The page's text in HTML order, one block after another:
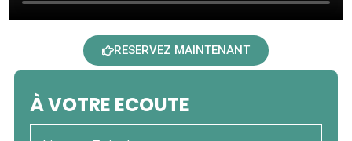
RESERVEZ MAINTENANT
À VOTRE ECOUTE